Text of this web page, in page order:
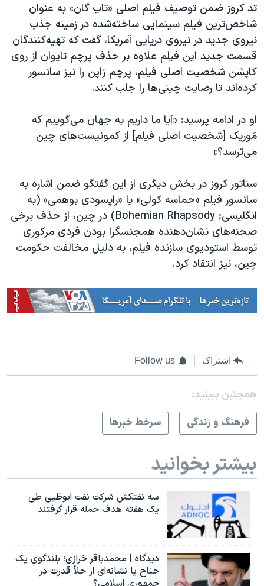
تد کروز ضمن توصیف فیلم اصلی «تاپ گان» به عنوان
شاخص‌ترین فیلم سینمایی ساخته‌شده در زمینه جذب
نیروی جدید در نیروی دریایی آمریکا، گفت که تهیه‌کنندگان
قسمت جدید این فیلم علاوه بر حذف پرچم تایوان از روی
کاپشن شخصیت اصلی فیلم، پرچم ژاپن را نیز سانسور
کرده‌اند تا رضایت چینی‌ها را جلب کنند.
او در ادامه پرسید: «آیا ما داریم به جهان می‌گوییم که
مَوریک [شخصیت اصلی فیلم] از کمونیست‌های چین
می‌ترسد؟»
سناتور کروز در بخش دیگری از این گفتگو ضمن اشاره به
سانسور فیلم «حماسه کولی» یا «راپسودی بوهمی» (به
انگلیسی: Bohemian Rhapsody) در چین، از حذف برخی
صحنه‌های نشان‌دهنده همجنسگرا بودن فردی مرکوری
توسط استودیوی سازنده فیلم، به دلیل مخالفت حکومت
چین، نیز انتقاد کرد.
اشتراک Follow us
همچنبن ببینید:
فرهنگ و زندگی
سرخط خبرها
بیشتر بخوانید
سه نفتکش شرکت نفت ابوظبی طی
یک هفته هدف حمله قرار گرفتند
دیدگاه | محمدباقر خرازی؛ بلندگوی یک
جناح یا نشانه‌ای از خلأ قدرت در